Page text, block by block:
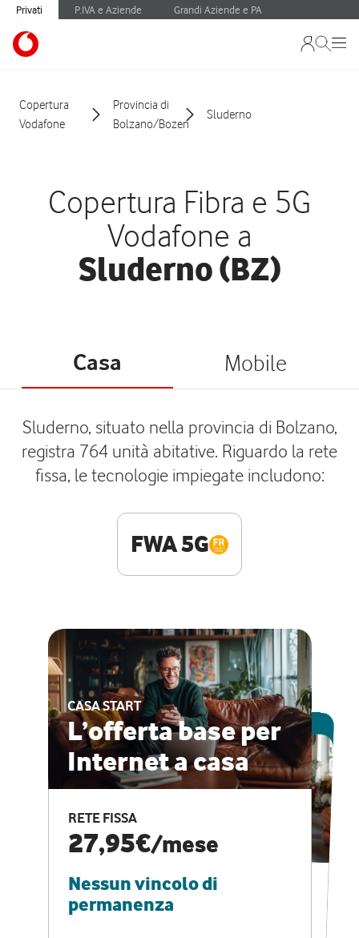
Privati P.IVA e Aziende Grandi Aziende e PA
Copertura
Vodafone
Provincia di
Bolzano/Bozen
Sluderno
Copertura Fibra e 5G
Vodafone a
Sluderno (BZ)
Casa Mobile
Sluderno, situato nella provincia di Bolzano,
registra 764 unità abitative. Riguardo la rete
fissa, le tecnologie impiegate includono:
FWA 5G
CASA START
L’offerta base per
Internet a casa
RETE FISSA
27,95€/mese
Nessun vincolo di
permanenza
ESCLUSIVA ONLINE
CASA PRO
Internet veloce e
vantaggi speciali
RETE FISSA + VODAFONE CLUB
29,95€